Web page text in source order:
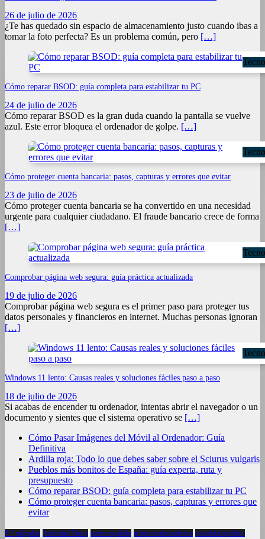
26 de julio de 2026
¿Te has quedado sin espacio de almacenamiento justo cuando ibas a
tomar la foto perfecta? Es un problema común, pero […]
Cómo reparar BSOD: guía completa para estabilizar tu PC
24 de julio de 2026
Cómo reparar BSOD es la gran duda cuando la pantalla se vuelve
azul. Este error bloquea el ordenador de golpe. […]
Cómo proteger cuenta bancaria: pasos, capturas y errores que evitar
23 de julio de 2026
Cómo proteger cuenta bancaria se ha convertido en una necesidad
urgente para cualquier ciudadano. El fraude bancario crece de forma
[…]
Comprobar página web segura: guía práctica actualizada
19 de julio de 2026
Comprobar página web segura es el primer paso para proteger tus
datos personales y financieros en internet. Muchas personas ignoran
[…]
Windows 11 lento: Causas reales y soluciones fáciles paso a paso
18 de julio de 2026
Si acabas de encender tu ordenador, intentas abrir el navegador o un
documento y sientes que el sistema operativo se […]
Cómo Pasar Imágenes del Móvil al Ordenador: Guía
Definitiva
Ardilla roja: Todo lo que debes saber sobre el Sciurus vulgaris
Pueblos más bonitos de España: guía experta, ruta y
presupuesto
Cómo reparar BSOD: guía completa para estabilizar tu PC
Cómo proteger cuenta bancaria: pasos, capturas y errores que
evitar
9.7 pulgadas Actividad Física actriz española actriz estadounidense actualidad política